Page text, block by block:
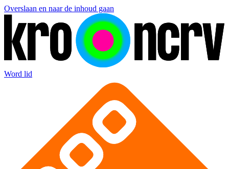
Overslaan en naar de inhoud gaan
Word lid